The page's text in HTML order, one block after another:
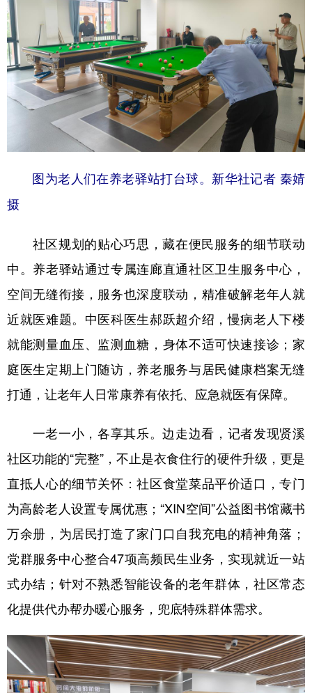
图为老人们在养老驿站打台球。新华社记者 秦婧
摄
社区规划的贴心巧思，藏在便民服务的细节联动
中。养老驿站通过专属连廊直通社区卫生服务中心，
空间无缝衔接，服务也深度联动，精准破解老年人就
近就医难题。中医科医生郝跃超介绍，慢病老人下楼
就能测量血压、监测血糖，身体不适可快速接诊；家
庭医生定期上门随访，养老服务与居民健康档案无缝
打通，让老年人日常康养有依托、应急就医有保障。
一老一小，各享其乐。边走边看，记者发现贤溪
社区功能的“完整”，不止是衣食住行的硬件升级，更是
直抵人心的细节关怀：社区食堂菜品平价适口，专门
为高龄老人设置专属优惠；“XIN空间”公益图书馆藏书
万余册，为居民打造了家门口自我充电的精神角落；
党群服务中心整合47项高频民生业务，实现就近一站
式办结；针对不熟悉智能设备的老年群体，社区常态
化提供代办帮办暖心服务，兜底特殊群体需求。